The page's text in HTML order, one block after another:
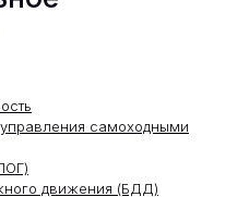
самоходными
движения (БДД)